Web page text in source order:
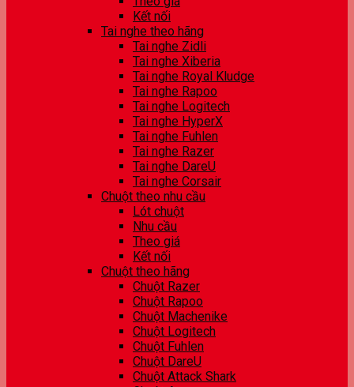
Kết nối
Tai nghe theo hãng
Tai nghe Zidli
Tai nghe Xiberia
Tai nghe Royal Kludge
Tai nghe Rapoo
Tai nghe Logitech
Tai nghe HyperX
Tai nghe Fuhlen
Tai nghe Razer
Tai nghe DareU
Tai nghe Corsair
Chuột theo nhu cầu
Lót chuột
Nhu cầu
Theo giá
Kết nối
Chuột theo hãng
Chuột Razer
Chuột Rapoo
Chuột Machenike
Chuột Logitech
Chuột Fuhlen
Chuột DareU
Chuột Attack Shark